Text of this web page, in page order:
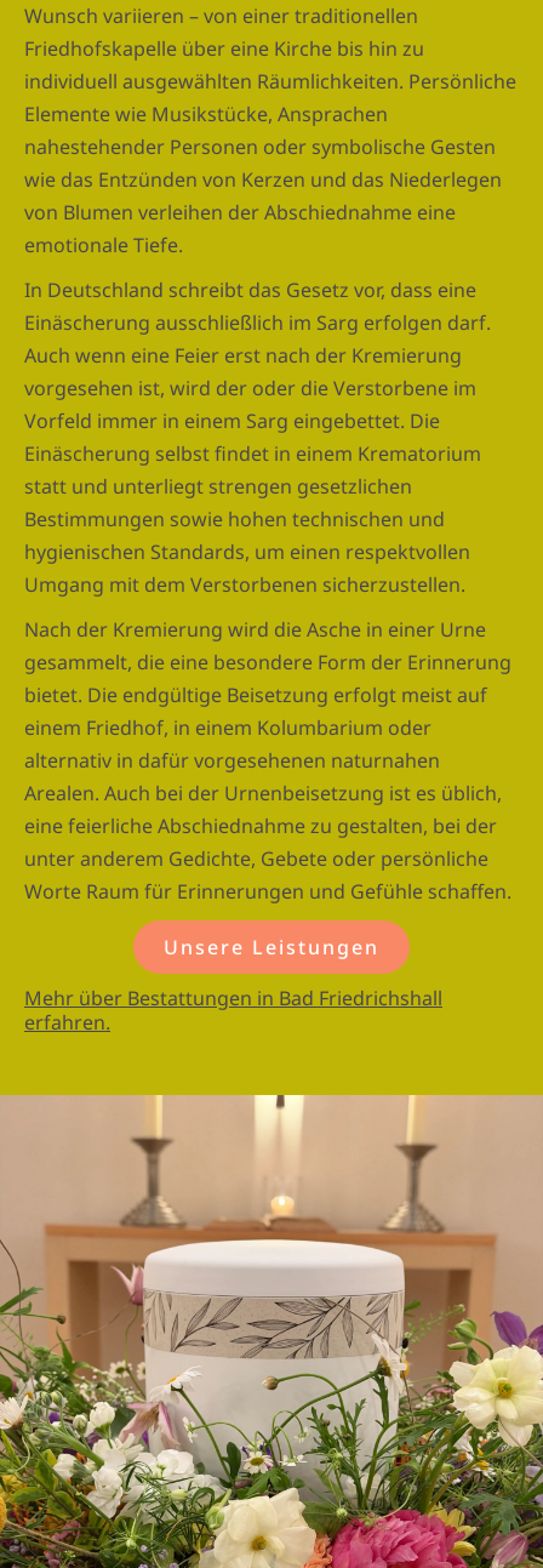
Wunsch variieren – von einer traditionellen
Friedhofskapelle über eine Kirche bis hin zu
individuell ausgewählten Räumlichkeiten. Persönliche
Elemente wie Musikstücke, Ansprachen
nahestehender Personen oder symbolische Gesten
wie das Entzünden von Kerzen und das Niederlegen
von Blumen verleihen der Abschiednahme eine
emotionale Tiefe.
In Deutschland schreibt das Gesetz vor, dass eine
Einäscherung ausschließlich im Sarg erfolgen darf.
Auch wenn eine Feier erst nach der Kremierung
vorgesehen ist, wird der oder die Verstorbene im
Vorfeld immer in einem Sarg eingebettet. Die
Einäscherung selbst findet in einem Krematorium
statt und unterliegt strengen gesetzlichen
Bestimmungen sowie hohen technischen und
hygienischen Standards, um einen respektvollen
Umgang mit dem Verstorbenen sicherzustellen.
Nach der Kremierung wird die Asche in einer Urne
gesammelt, die eine besondere Form der Erinnerung
bietet. Die endgültige Beisetzung erfolgt meist auf
einem Friedhof, in einem Kolumbarium oder
alternativ in dafür vorgesehenen naturnahen
Arealen. Auch bei der Urnenbeisetzung ist es üblich,
eine feierliche Abschiednahme zu gestalten, bei der
unter anderem Gedichte, Gebete oder persönliche
Worte Raum für Erinnerungen und Gefühle schaffen.
Unsere Leistungen
Mehr über Bestattungen in Bad Friedrichshall
erfahren.